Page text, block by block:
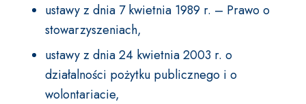
ustawy z dnia 7 kwietnia 1989 r. – Prawo o
stowarzyszeniach,
ustawy z dnia 24 kwietnia 2003 r. o
działalności pożytku publicznego i o
wolontariacie,